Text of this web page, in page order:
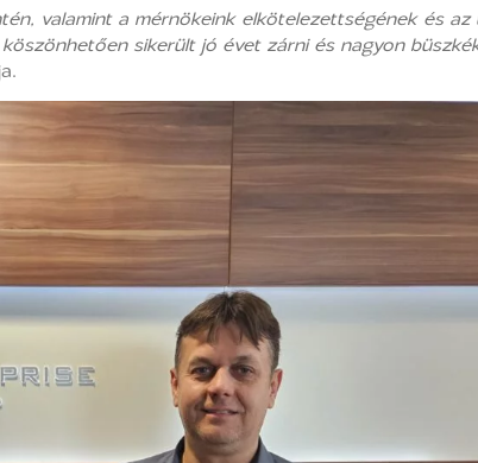
valamint a mérnökeink elkötelezettségének és
sikerült jó évet zárni és nagyon